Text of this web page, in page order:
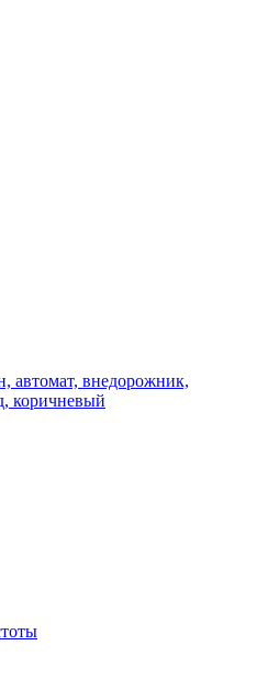
автомат, внедорожник,
коричневый